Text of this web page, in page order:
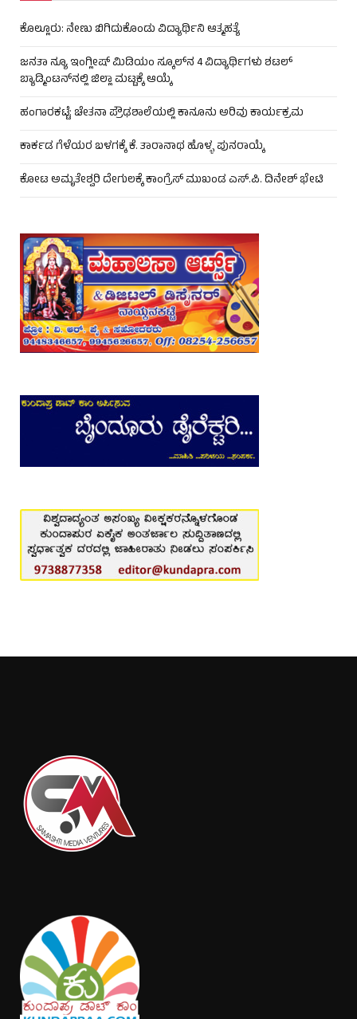
ಕೊಲ್ಲೂರು: ನೇಣು ಬಿಗಿದುಕೊಂಡು ವಿದ್ಯಾರ್ಥಿನಿ ಆತ್ಮಹತ್ಯೆ
ಜನತಾ ನ್ಯೂ ಇಂಗ್ಲೀಷ್ ಮಿಡಿಯಂ ಸ್ಕೂಲ್‌ನ 4 ವಿದ್ಯಾರ್ಥಿಗಳು ಶಟಲ್
ಬ್ಯಾಡ್ಮಿಂಟನ್‌ನಲ್ಲಿ ಜಿಲ್ಲಾ ಮಟ್ಟಕ್ಕೆ ಆಯ್ಕೆ
ಹಂಗಾರಕಟ್ಟೆ: ಚೇತನಾ ಪ್ರೌಢಶಾಲೆಯಲ್ಲಿ ಕಾನೂನು ಅರಿವು ಕಾರ್ಯಕ್ರಮ
ಕಾರ್ಕಡ ಗೆಳೆಯರ ಬಳಗಕ್ಕೆ ಕೆ. ತಾರಾನಾಥ ಹೊಳ್ಳ ಪುನರಾಯ್ಕೆ
ಕೋಟ ಅಮೃತೇಶ್ವರಿ ದೇಗುಲಕ್ಕೆ ಕಾಂಗ್ರೆಸ್ ಮುಖಂಡ ಎಸ್.ಪಿ. ದಿನೇಶ್ ಭೇಟಿ